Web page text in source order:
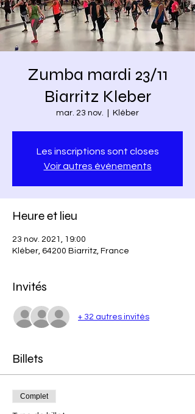
Zumba mardi 23/11
Biarritz Kleber
mar. 23 nov. Kléber
Les inscriptions sont closes
Voir autres événements
Heure et lieu
23 nov. 2021, 19:00
Kléber, 64200 Biarritz, France
Invités
+ 32 autres invités
Billets
Complet